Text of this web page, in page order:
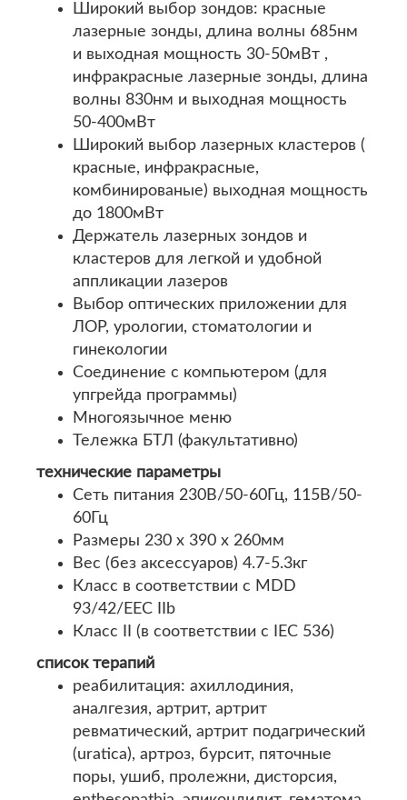
Широкий выбор зондов: красные
лазерные зонды, длина волны 685нм
и выходная мощность 30-50мВт ,
инфракрасные лазерные зонды, длина
волны 830нм и выходная мощность
50-400мВт
Широкий выбор лазерных кластеров (
красные, инфракрасные,
комбинированые) выходная мощность
до 1800мВт
Держатель лазерных зондов и
кластеров для легкой и удобной
аппликации лазеров
Выбор оптических приложении для
ЛОР, урологии, стоматологии и
гинекологии
Соединение с компьютером (для
упгрейда программы)
Многоязычное меню
Тележка БТЛ (факультативно)
технические параметры
Сеть питания 230В/50-60Гц, 115В/50-
60Гц
Размеры 230 x 390 x 260мм
Вес (без аксессуаров) 4.7-5.3кг
Класс в соответствии с MDD
93/42/EEC IIb
Класс II (в соответствии с IEC 536)
список терапий
реабилитация: ахиллодиния,
аналгезия, артрит, артрит
ревматический, артрит подагрический
(uratica), артроз, бурсит, пяточные
поры, ушиб, пролежни, дисторсия,